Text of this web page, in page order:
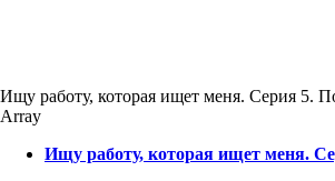
Ищу работу, которая ищет меня. Серия 5.
Array
Ищу работу, которая ищет меня.